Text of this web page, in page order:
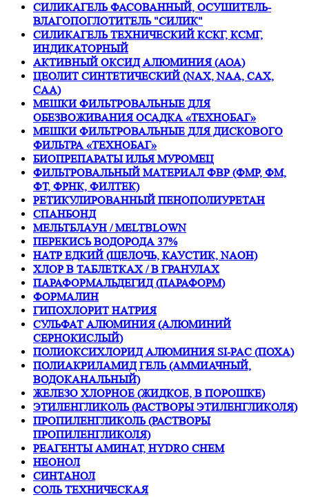
СИЛИКАГЕЛЬ ФАСОВАННЫЙ, ОСУШИТЕЛЬ-
ВЛАГОПОГЛОТИТЕЛЬ "СИЛИК"
СИЛИКАГЕЛЬ ТЕХНИЧЕСКИЙ КСКГ, КСМГ,
ИНДИКАТОРНЫЙ
АКТИВНЫЙ ОКСИД АЛЮМИНИЯ (АОА)
ЦЕОЛИТ СИНТЕТИЧЕСКИЙ (NAX, NAA, CAX,
CAA)
МЕШКИ ФИЛЬТРОВАЛЬНЫЕ ДЛЯ
ОБЕЗВОЖИВАНИЯ ОСАДКА «ТЕХНОБАГ»
МЕШКИ ФИЛЬТРОВАЛЬНЫЕ ДЛЯ ДИСКОВОГО
ФИЛЬТРА «ТЕХНОБАГ»
БИОПРЕПАРАТЫ ИЛЬЯ МУРОМЕЦ
ФИЛЬТРОВАЛЬНЫЙ МАТЕРИАЛ ФВР (ФМР, ФМ,
ФТ, ФРНК, ФИЛТЕК)
РЕТИКУЛИРОВАННЫЙ ПЕНОПОЛИУРЕТАН
СПАНБОНД
МЕЛЬТБЛАУН / MELTBLOWN
ПЕРЕКИСЬ ВОДОРОДА 37%
НАТР ЕДКИЙ (ЩЕЛОЧЬ, КАУСТИК, NAOH)
ХЛОР В ТАБЛЕТКАХ / В ГРАНУЛАХ
ПАРАФОРМАЛЬДЕГИД (ПАРАФОРМ)
ФОРМАЛИН
ГИПОХЛОРИТ НАТРИЯ
СУЛЬФАТ АЛЮМИНИЯ (АЛЮМИНИЙ
СЕРНОКИСЛЫЙ)
ПОЛИОКСИХЛОРИД АЛЮМИНИЯ SI-PAC (ПОХА)
ПОЛИАКРИЛАМИД ГЕЛЬ (АММИАЧНЫЙ,
ВОДОКАНАЛЬНЫЙ)
ЖЕЛЕЗО ХЛОРНОЕ (ЖИДКОЕ, В ПОРОШКЕ)
ЭТИЛЕНГЛИКОЛЬ (РАСТВОРЫ ЭТИЛЕНГЛИКОЛЯ)
ПРОПИЛЕНГЛИКОЛЬ (РАСТВОРЫ
ПРОПИЛЕНГЛИКОЛЯ)
РЕАГЕНТЫ АМИНАТ, HYDRO CHEM
НЕОНОЛ
СИНТАНОЛ
СОЛЬ ТЕХНИЧЕСКАЯ